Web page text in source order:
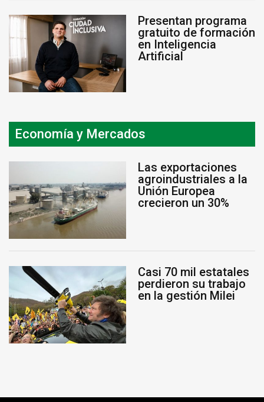
Presentan programa
gratuito de formación
en Inteligencia
Artificial
Economía y Mercados
Las exportaciones
agroindustriales a la
Unión Europea
crecieron un 30%
Casi 70 mil estatales
perdieron su trabajo
en la gestión Milei